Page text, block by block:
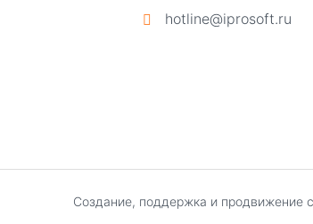
hotline@iprosoft.ru
Создание, поддержка и продвижение